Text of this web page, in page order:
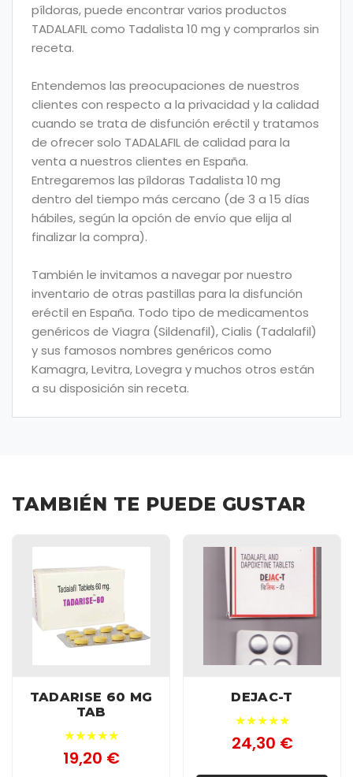
píldoras, puede encontrar varios productos
TADALAFIL como Tadalista 10 mg y comprarlos sin
receta.
Entendemos las preocupaciones de nuestros
clientes con respecto a la privacidad y la calidad
cuando se trata de disfunción eréctil y tratamos
de ofrecer solo TADALAFIL de calidad para la
venta a nuestros clientes en España.
Entregaremos las píldoras Tadalista 10 mg
dentro del tiempo más cercano (de 3 a 15 días
hábiles, según la opción de envío que elija al
finalizar la compra).
También le invitamos a navegar por nuestro
inventario de otras pastillas para la disfunción
eréctil en España. Todo tipo de medicamentos
genéricos de Viagra (Sildenafil), Cialis (Tadalafil)
y sus famosos nombres genéricos como
Kamagra, Levitra, Lovegra y muchos otros están
a su disposición sin receta.
TAMBIÉN TE PUEDE GUSTAR
TADARISE 60 MG
TAB
★★★★★
19,20 €
DEJAC-T
★★★★★
24,30 €